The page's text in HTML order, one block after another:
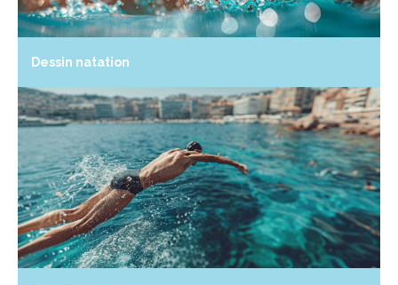
Dessin natation